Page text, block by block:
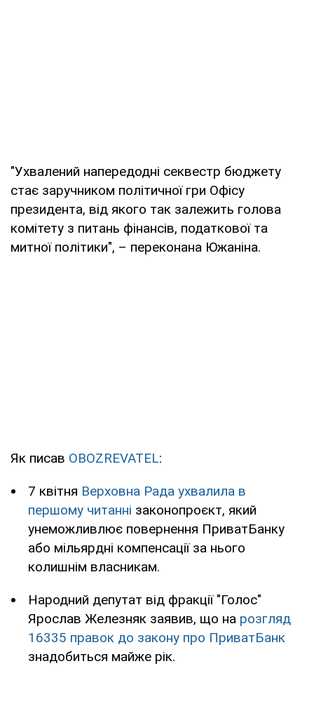
"Ухвалений напередодні секвестр бюджету
стає заручником політичної гри Офісу
президента, від якого так залежить голова
комітету з питань фінансів, податкової та
митної політики", – переконана Южаніна.
Як писав OBOZREVATEL:
7 квітня Верховна Рада ухвалила в
першому читанні законопроєкт, який
унеможливлює повернення ПриватБанку
або мільярдні компенсації за нього
колишнім власникам.
Народний депутат від фракції "Голос"
Ярослав Железняк заявив, що на розгляд
16335 правок до закону про ПриватБанк
знадобиться майже рік.